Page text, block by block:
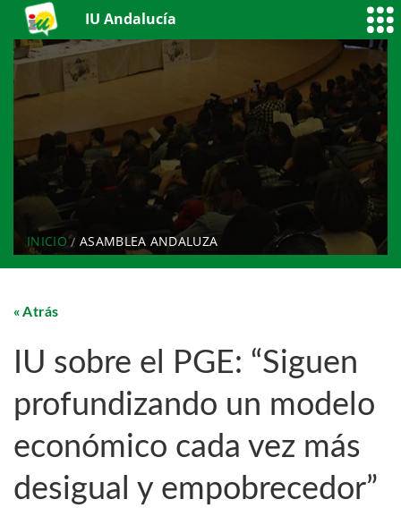
IU Andalucía
INICIO ASAMBLEA ANDALUZA
Atrás
IU sobre el PGE: “Siguen
profundizando un modelo
económico cada vez más
desigual y empobrecedor”